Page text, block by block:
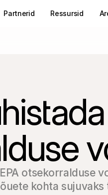
Partnerid Ressursid
otsekorralduse
kohta